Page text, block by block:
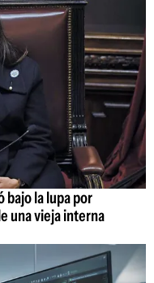
bajo la lupa por
una vieja interna